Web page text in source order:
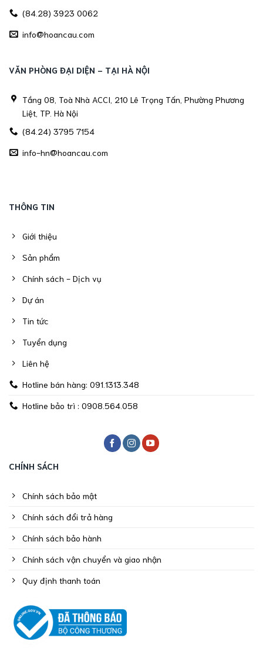
(84.28) 3923 0062
info@hoancau.com
VĂN PHÒNG ĐẠI DIỆN - TẠI HÀ NỘI
Tầng 08, Toà Nhà ACCI, 210 Lê Trọng Tấn, Phường Phương
Liệt, TP. Hà Nội
(84.24) 3795 7154
info-hn@hoancau.com
THÔNG TIN
Giới thiệu
Sản phẩm
Chính sách - Dịch vụ
Dự án
Tin tức
Tuyển dụng
Liên hệ
Hotline bán hàng: 091.1313.348
Hotline bảo trì : 0908.564.058
CHÍNH SÁCH
Chính sách bảo mật
Chính sách đổi trả hàng
Chính sách bảo hành
Chính sách vận chuyển và giao nhận
Quy định thanh toán